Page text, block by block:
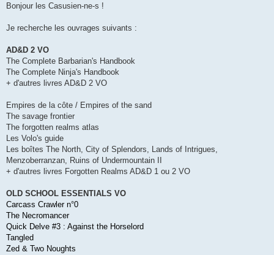
s
g
Bonjour les Casusien-ne-s !
Je recherche les ouvrages suivants :
AD&D 2 VO
The Complete Barbarian's Handbook
The Complete Ninja's Handbook
+ d'autres livres AD&D 2 VO
Empires de la côte / Empires of the sand
The savage frontier
The forgotten realms atlas
Les Volo's guide
Les boîtes The North, City of Splendors, Lands of Intrigues,
Menzoberranzan, Ruins of Undermountain II
+ d'autres livres Forgotten Realms AD&D 1 ou 2 VO
OLD SCHOOL ESSENTIALS VO
Carcass Crawler n°0
The Necromancer
Quick Delve #3 : Against the Horselord
Tangled
Zed & Two Noughts